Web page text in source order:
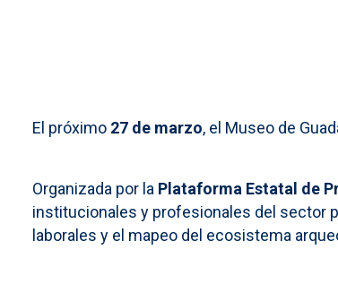
El próximo 27 de marzo, el Museo de
Organizada por la Plataforma Estatal de
institucionales y profesionales del sector
laborales y el mapeo del ecosistema